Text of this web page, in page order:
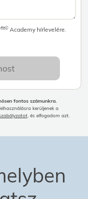
Academy hírlevelére.
fontos számunkra.
kerüljenek a
, és elfogadom azt.